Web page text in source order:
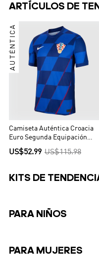
ARTÍCULOS DE
AUTÉNTICA
Camiseta Auténtica Croacia
Euro Segunda Equipación
Visitante Hombre - Versión
Jugador
US$52.99 US$115.98
KITS DE
PARA NIÑOS
PARA MUJERES